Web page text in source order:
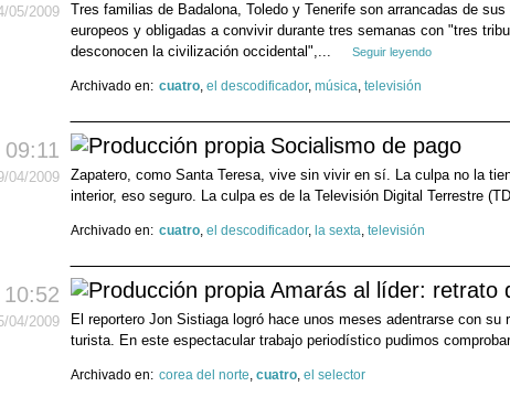
/05/2009
Tres familias de Badalona, Toledo y Tenerife son arrancadas de sus
europeos y obligadas a convivir durante tres semanas con "tres
desconocen la civilización occidental",...
Seguir leyendo
Archivado en: cuatro, el descodificador, música, televisión
09:11
/04/2009
Socialismo de pago
Zapatero, como Santa Teresa, vive sin vivir en sí. La culpa no la
interior, eso seguro. La culpa es de la Televisión Digital Terrestre
Archivado en: cuatro, el descodificador, la sexta, televisión
10:52
/04/2009
Amarás al líder: retrato
El reportero Jon Sistiaga logró hace unos meses adentrarse con
turista. En este espectacular trabajo periodístico pudimos
Archivado en: corea del norte, cuatro, el selector